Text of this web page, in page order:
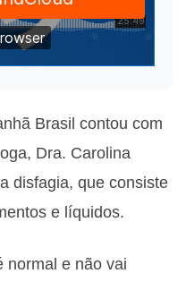
Brasil contou com
Dra. Carolina
disfagia, que consiste
e líquidos.
normal e não vai